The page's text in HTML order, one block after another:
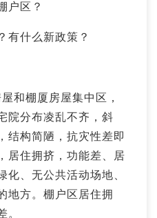
户区？
有什么新政策？
和棚厦房屋集中区，
院分布凌乱不齐，斜
结构简陋，抗灾性差即
居住拥挤，功能差、居
化、无公共活动场地、
地方。棚户区居住拥
。